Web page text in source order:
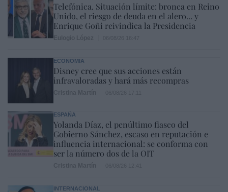
Telefónica. Situación límite: bronca en Reino
Unido, el riesgo de deuda en el alero... y
Enrique Goñi reivindica la Presidencia
ECONOMÍA
Disney cree que sus acciones están
infravaloradas y hará más recompras
ESPAÑA
Yolanda Díaz, el penúltimo fiasco del
Gobierno Sánchez, escaso en reputación e
influencia internacional: se conforma con
ser la número dos de la OIT
INTERNACIONAL